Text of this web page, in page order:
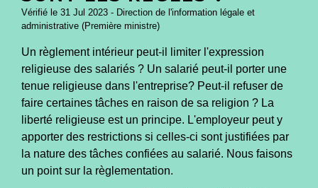
Vérifié le 31 Jul 2023 - Direction de l'information légale et
administrative (Première ministre)
Un règlement intérieur peut-il limiter l'expression
religieuse des salariés ? Un salarié peut-il porter une
tenue religieuse dans l'entreprise? Peut-il refuser de
faire certaines tâches en raison de sa religion ? La
liberté religieuse est un principe. L'employeur peut y
apporter des restrictions si celles-ci sont justifiées par
la nature des tâches confiées au salarié. Nous faisons
un point sur la règlementation.